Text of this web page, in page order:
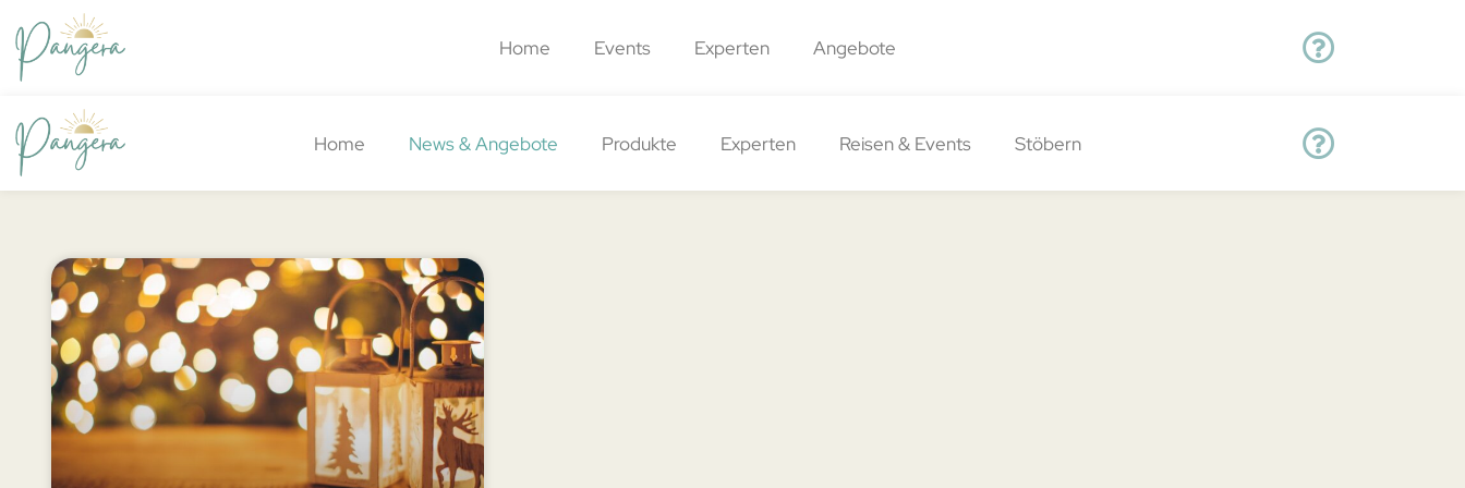
Home Events Experten Angebote
Home News & Angebote Produkte Experten Reisen & Events Stöbern